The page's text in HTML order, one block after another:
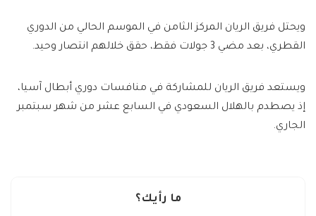
ويحتل فريق الريان المركز الثامن في الموسم الحالي من الدوري
القطري، بعد مضي 3 جولات فقط، حقق خلالهم انتصار وحيد.
ويستعد فريق الريان للمشاركة في منافسات دوري أبطال آسيا،
إذ يصطدم بالهلال السعودي في السابع عشر من شهر سبتمبر
الجاري.
ما رأيك؟